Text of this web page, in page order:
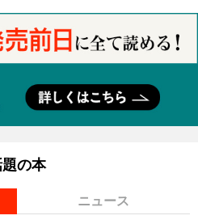
の本
ニュース